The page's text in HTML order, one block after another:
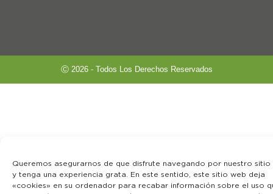
Queremos asegurarnos de que disfrute navegando por nuestro sitio
y tenga una experiencia grata. En este sentido, este sitio web deja
«cookies» en su ordenador para recabar información sobre el uso
Ⓒ 2026 - Todos Los Derechos Reservados